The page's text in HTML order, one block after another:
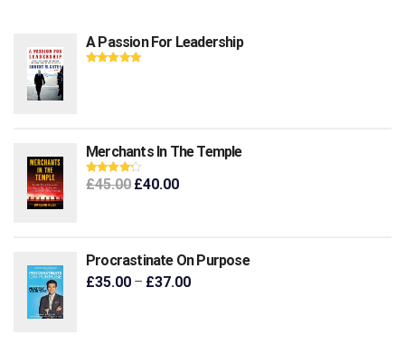
A Passion For Leadership
Merchants In The Temple
Βαθμολογή
£45.00 £40.00
Procrastinate On Purpose
£35.00 – £37.00